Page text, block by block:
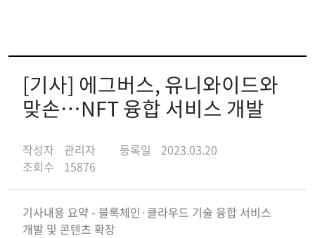
[기사] 에그버스, 유니와이드와
맞손…NFT 융합 서비스 개발
작성자 관리자 등록일
2023.03.20
조회수
15876
기사내용 요약 - 블록체인·클라우드 기술 융합 서비스
개발 및 콘텐츠 확장